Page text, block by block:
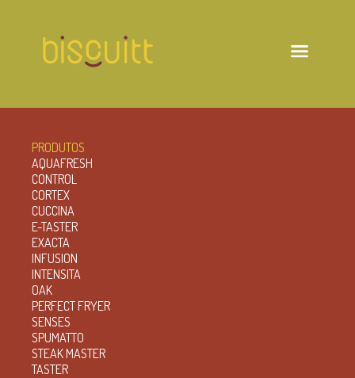
PRODUTOS
AQUAFRESH
CONTROL
CORTEX
CUCCINA
E-TASTER
EXACTA
INFUSION
INTENSITA
OAK
PERFECT FRYER
SENSES
SPUMATTO
STEAK MASTER
TASTER